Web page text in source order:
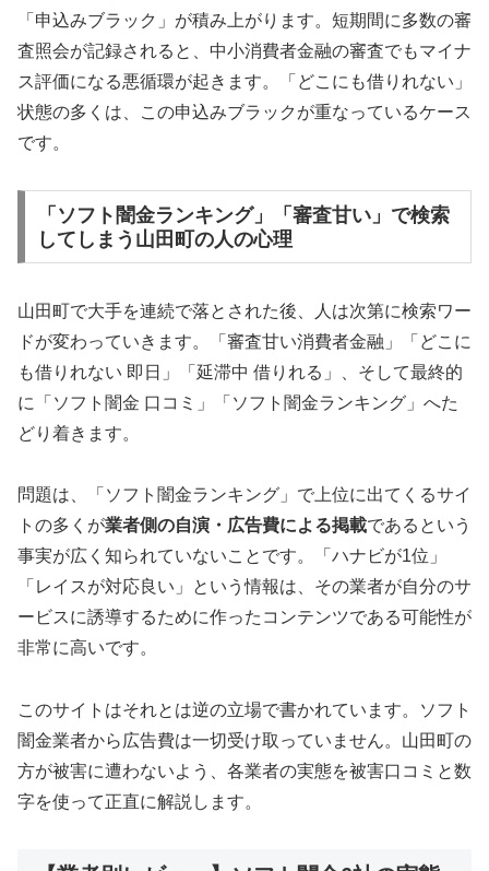
「申込みブラック」が積み上がります。短期間に多数の審
査照会が記録されると、中小消費者金融の審査でもマイナ
ス評価になる悪循環が起きます。「どこにも借りれない」
状態の多くは、この申込みブラックが重なっているケース
です。
「ソフト闇金ランキング」「審査甘い」で検索
してしまう山田町の人の心理
山田町で大手を連続で落とされた後、人は次第に検索ワー
ドが変わっていきます。「審査甘い消費者金融」「どこに
も借りれない 即日」「延滞中 借りれる」、そして最終的
に「ソフト闇金 口コミ」「ソフト闇金ランキング」へた
どり着きます。
問題は、「ソフト闇金ランキング」で上位に出てくるサイ
トの多くが業者側の自演・広告費による掲載であるという
事実が広く知られていないことです。「ハナビが1位」
「レイスが対応良い」という情報は、その業者が自分のサ
ービスに誘導するために作ったコンテンツである可能性が
非常に高いです。
このサイトはそれとは逆の立場で書かれています。ソフト
闇金業者から広告費は一切受け取っていません。山田町の
方が被害に遭わないよう、各業者の実態を被害口コミと数
字を使って正直に解説します。